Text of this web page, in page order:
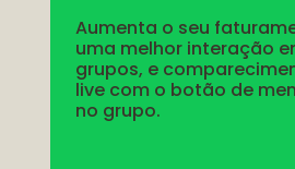
Aumenta o seu
uma melhor interação
grupos, e
live com o botão de
no grupo.